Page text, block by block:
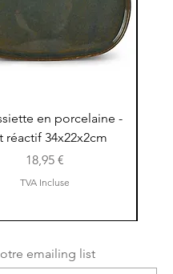
en porcelaine -
réactif 34x22x2cm
Prix
18,95 €
TVA Incluse
emailing list